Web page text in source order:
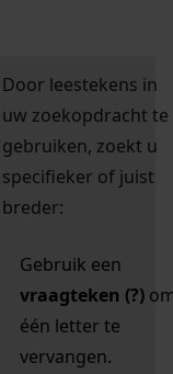
Door leestekens in
uw zoekopdracht te
gebruiken, zoekt u
specifieker of juist
breder:
Gebruik een
vraagteken (?)
één letter te
vervangen.